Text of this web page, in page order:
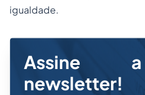
igualdade.
Assine
newsletter!